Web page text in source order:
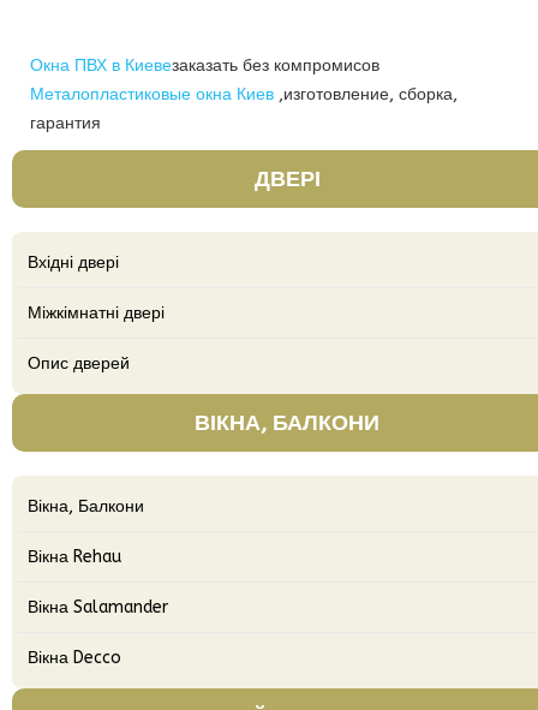
Окна ПВХ в Киевезаказать без компромисов
Металопластиковые окна Киев ,изготовление, сборка,
гарантия
ДВЕРІ
Вхідні двері
Міжкімнатні двері
Опис дверей
ВІКНА, БАЛКОНИ
Вікна, Балкони
Вікна Rehau
Вікна Salamander
Вікна Decco